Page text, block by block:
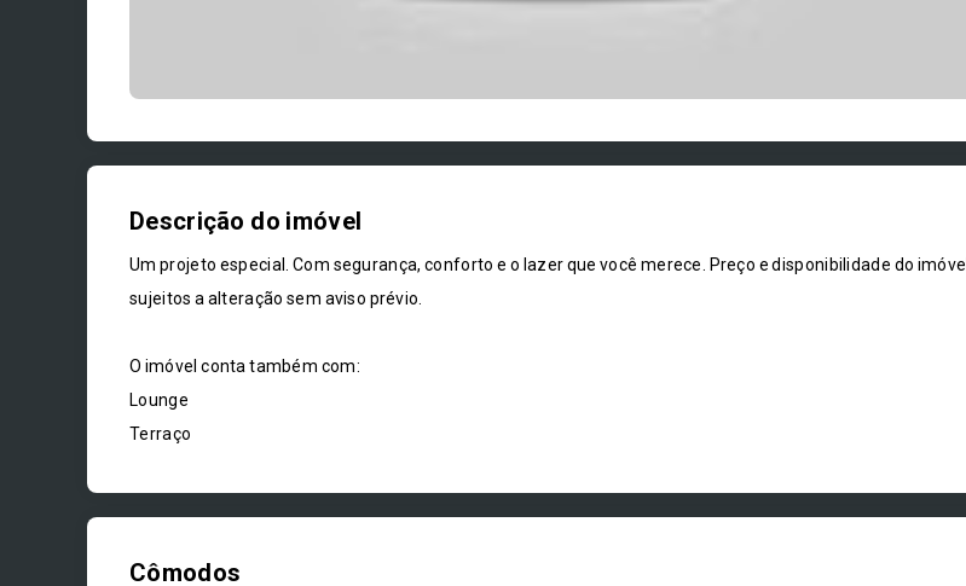
Descrição do imóvel
Um projeto especial. Com segurança, conforto e o lazer que você merece. Preço e disponibilidade do imóvel
sujeitos a alteração sem aviso prévio.
O imóvel conta também com:
Lounge
Terraço
Cômodos